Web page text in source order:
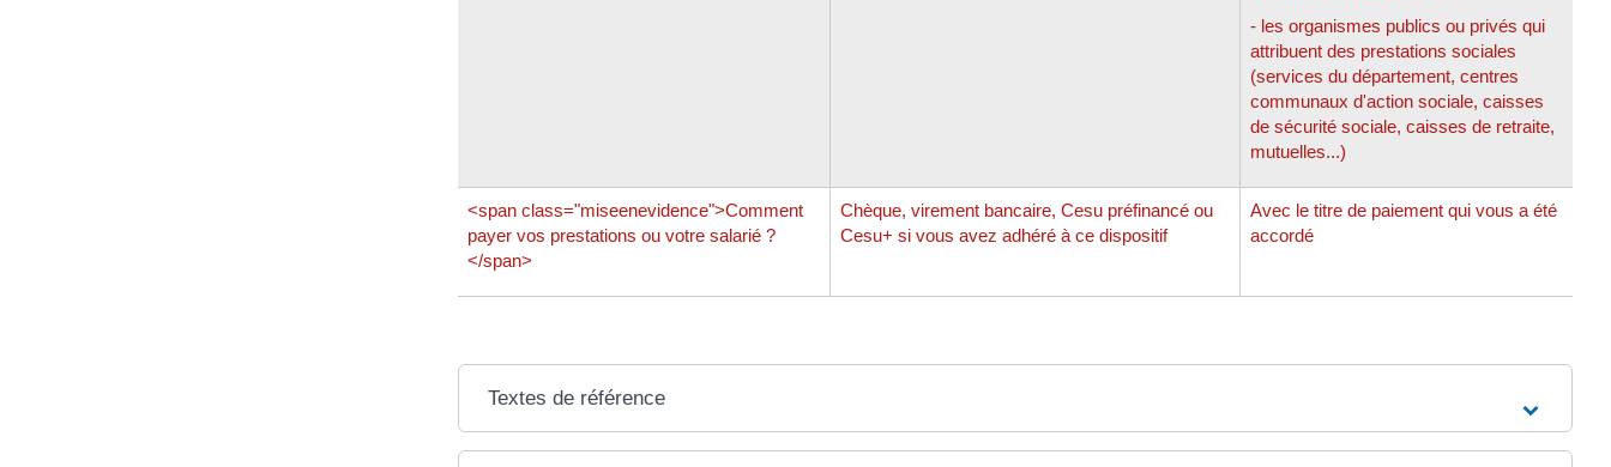
- les organismes publics ou privés qui
attribuent des prestations sociales
(services du département, centres
communaux d'action sociale, caisses
de sécurité sociale, caisses de retraite,
mutuelles...)
<span class="miseenevidence">Comment
payer vos prestations ou votre salarié ?
</span>
Chèque, virement bancaire, Cesu préfinancé ou
Cesu+ si vous avez adhéré à ce dispositif
Avec le titre de paiement qui vous a été
accordé
Textes de référence